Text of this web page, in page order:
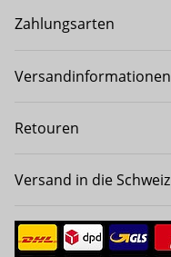
Zahlungsarten
Versandinformationen
Retouren
Versand in die Schweiz